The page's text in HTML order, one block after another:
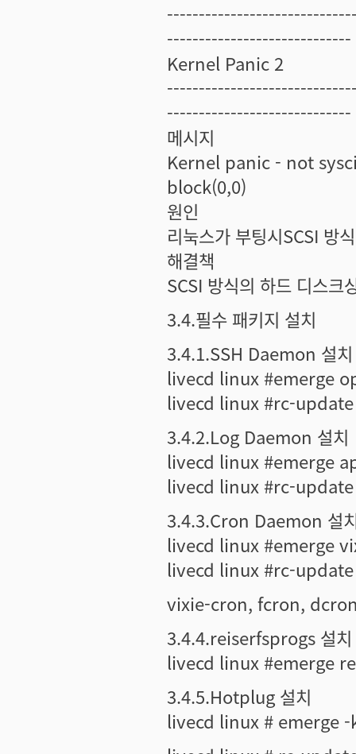
-----------------------------
Kernel Panic 2
-----------------------------
메시지
Kernel panic - not
block(0,0)
원인
리눅스가 부팅시SCSI 방
해결책
SCSI 방식의 하드 디스크
3.4.필수 패키지 설치
3.4.1.SSH Daemon 설치
livecd linux #emerge
livecd linux #rc-
3.4.2.Log Daemon 설치
livecd linux #emerge
livecd linux #rc-
3.4.3.Cron Daemon 설
livecd linux #emerge
livecd linux #rc-
vixie-cron, fcron, dcron
3.4.4.reiserfsprogs 설치
livecd linux #emerge
3.4.5.Hotplug 설치
livecd linux # emerge